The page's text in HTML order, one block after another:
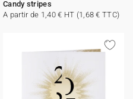
Candy stripes
A partir de 1,40 € HT (1,68 € TTC)